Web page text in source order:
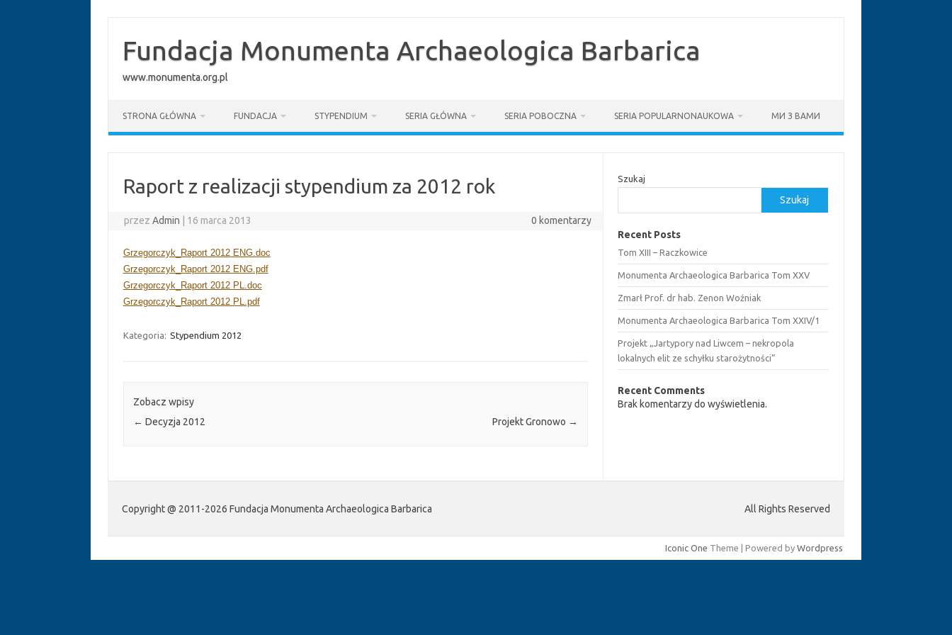
treściFundacja Monumenta Archaeologica Barbarica
www.monumenta.org.pl
STRONA GŁÓWNA FUNDACJA STYPENDIUM SERIA GŁÓWNA SERIA POBOCZNA SERIA POPULARNONAUKOWA МИ З ВАМИ
Raport z realizacji stypendium za 2012 rok
przezAdmin 16 marca 2013 0 komentarzy
Grzegorczyk_Raport 2012 ENG.doc
Grzegorczyk_Raport 2012 ENG.pdf
Grzegorczyk_Raport 2012 PL.doc
Grzegorczyk_Raport 2012 PL.pdf
Kategoria: Stypendium 2012
Zobacz wpisy
← Decyzja 2012 Projekt Gronowo →
Szukaj
Szukaj
Recent Posts
Tom XIII – Raczkowice
Monumenta Archaeologica Barbarica Tom XXV
Zmarł Prof. dr hab. Zenon Woźniak
Monumenta Archaeologica Barbarica Tom XXIV/1
Projekt „Jartypory nad Liwcem – nekropola
lokalnych elit ze schyłku starożytności”
Recent Comments
Brak komentarzy do wyświetlenia.
Copyright @ 2011-2026 Fundacja Monumenta Archaeologica Barbarica All Rights Reserved
Iconic One Theme | Powered by Wordpress